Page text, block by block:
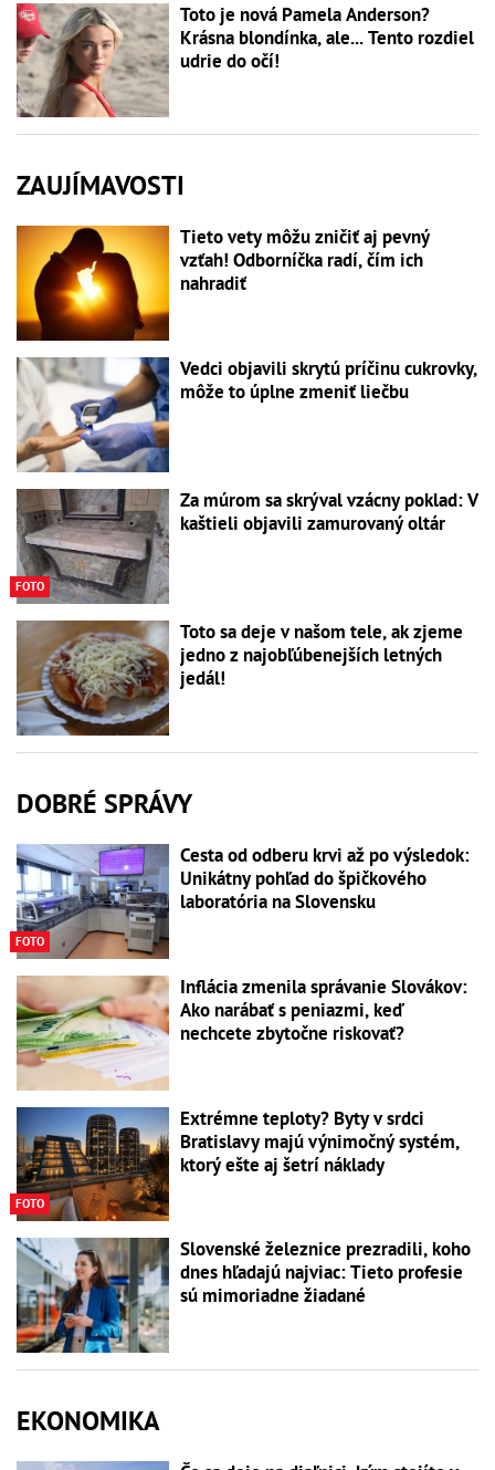
Toto je nová Pamela Anderson?
Krásna blondínka, ale... Tento rozdiel
udrie do očí!
ZAUJÍMAVOSTI
Tieto vety môžu zničiť aj pevný
vzťah! Odborníčka radí, čím ich
nahradiť
Vedci objavili skrytú príčinu cukrovky,
môže to úplne zmeniť liečbu
FOTO
Za múrom sa skrýval vzácny poklad: V
kaštieli objavili zamurovaný oltár
Toto sa deje v našom tele, ak zjeme
jedno z najobľúbenejších letných
jedál!
DOBRÉ SPRÁVY
FOTO
Cesta od odberu krvi až po výsledok:
Unikátny pohľad do špičkového
laboratória na Slovensku
Inflácia zmenila správanie Slovákov:
Ako narábať s peniazmi, keď
nechcete zbytočne riskovať?
FOTO
Extrémne teploty? Byty v srdci
Bratislavy majú výnimočný systém,
ktorý ešte aj šetrí náklady
Slovenské železnice prezradili, koho
dnes hľadajú najviac: Tieto profesie
sú mimoriadne žiadané
EKONOMIKA